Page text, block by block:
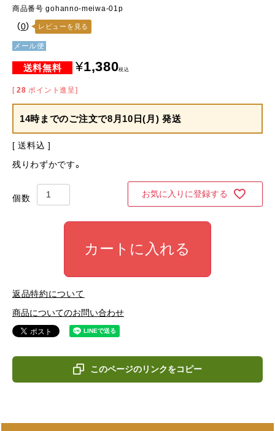
商品番号 gohanno-meiwa-01p
（0） レビューを見る
メール便
¥1,380税込
[ 28 ポイント進呈]
14時までのご注文で8月10日(月) 発送
送料込
残りわずかです。
お気に入りに登録する
カートに入れる
返品特約について
商品についてのお問い合わせ
このページのリンクをコピー